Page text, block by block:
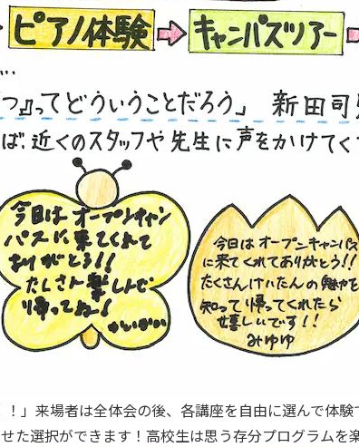
」来場者は全体会の後、各講座を自由に選んで体
た選択ができます！高校生は思う存分プログラムを